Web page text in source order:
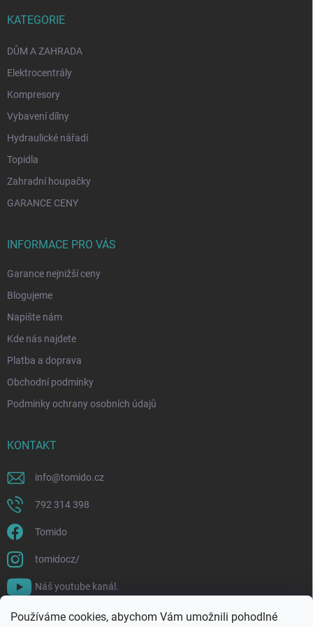
Používáme cookies, abychom Vám umožnili pohodlné
KATEGORIE
DŮM A ZAHRADA
Elektrocentrály
Kompresory
Vybavení dílny
Hydraulické nářadí
Topidla
Zahradní houpačky
GARANCE CENY
INFORMACE PRO VÁS
Garance nejnižší ceny
Blogujeme
Napište nám
Kde nás najdete
Platba a doprava
Obchodní podmínky
Podmínky ochrany osobních údajů
KONTAKT
info@tomido.cz
792 314 398
Tomido
tomidocz/
Náš youtube kanál.